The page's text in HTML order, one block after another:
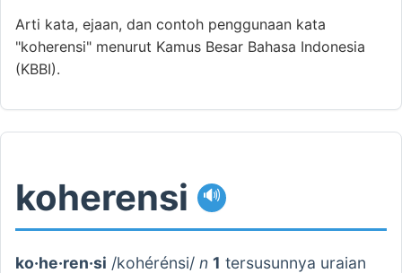
Arti kata, ejaan, dan contoh penggunaan kata
"koherensi" menurut Kamus Besar Bahasa Indonesia
(KBBI).
koherensi 🔊
ko·he·ren·si /kohérénsi/ n 1 tersusunnya uraian